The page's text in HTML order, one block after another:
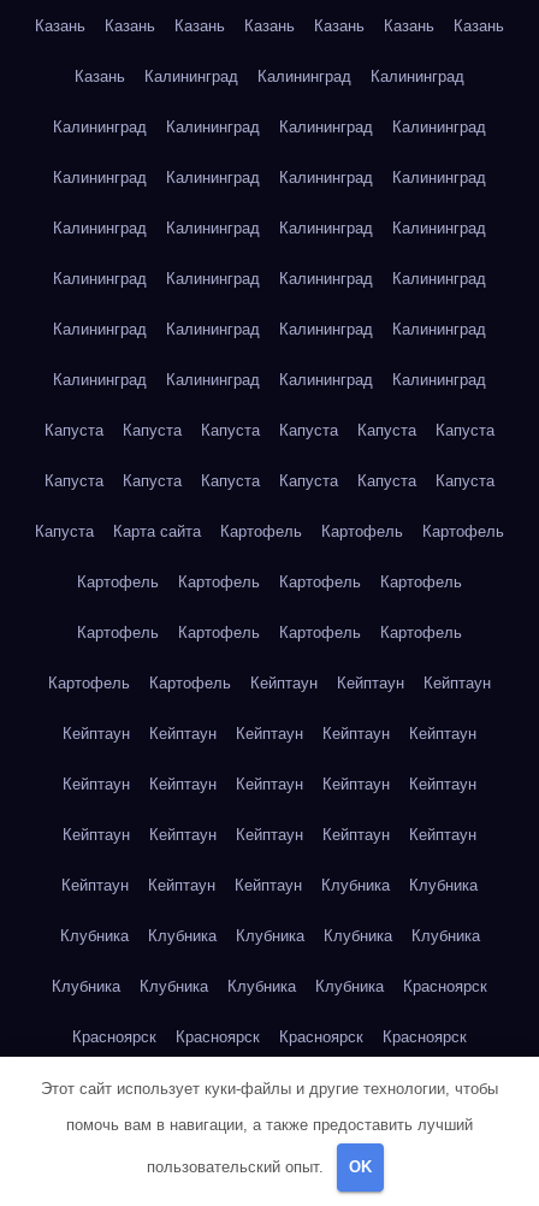
Казань Казань Казань Казань Казань Казань Казань
Казань Калининград Калининград Калининград
Калининград Калининград Калининград Калининград
Калининград Калининград Калининград Калининград
Калининград Калининград Калининград Калининград
Калининград Калининград Калининград Калининград
Калининград Калининград Калининград Калининград
Калининград Калининград Калининград Калининград
Капуста Капуста Капуста Капуста Капуста Капуста
Капуста Капуста Капуста Капуста Капуста Капуста
Капуста Карта сайта Картофель Картофель Картофель
Картофель Картофель Картофель Картофель
Картофель Картофель Картофель Картофель
Картофель Картофель Кейптаун Кейптаун Кейптаун
Кейптаун Кейптаун Кейптаун Кейптаун Кейптаун
Кейптаун Кейптаун Кейптаун Кейптаун Кейптаун
Кейптаун Кейптаун Кейптаун Кейптаун Кейптаун
Кейптаун Кейптаун Кейптаун Клубника Клубника
Клубника Клубника Клубника Клубника Клубника
Клубника Клубника Клубника Клубника Красноярск
Красноярск Красноярск Красноярск Красноярск
Красноярск Красноярск Красноярск Красноярск
Красноярск Красноярск Красноярск
Кукуруза
Этот сайт использует куки-файлы и другие технологии, чтобы
помочь вам в навигации, а также предоставить лучший
пользовательский опыт. OK